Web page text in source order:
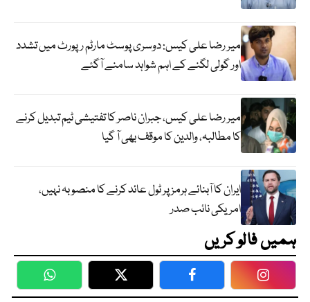
میر رضا علی کیس: دوسری پوسٹ مارٹم رپورٹ میں تشدد
اور گولی لگنے کے اہم شواہد سامنے آگئے
میر رضا علی کیس، جبران ناصر کا تفتیشی ٹیم تبدیل کرنے
کا مطالبہ، والدین کا موقف بھی آ گیا
ایران کا آبنائے ہرمز پر ٹول عائد کرنے کا منصوبہ نہیں،
امریکی نائب صدر
ہمیں فالو کریں
WhatsApp Twitter Facebook